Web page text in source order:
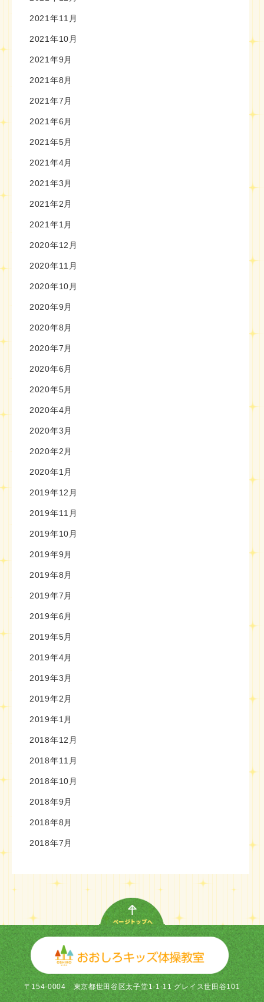
2021年11月
2021年10月
2021年9月
2021年8月
2021年7月
2021年6月
2021年5月
2021年4月
2021年3月
2021年2月
2021年1月
2020年12月
2020年11月
2020年10月
2020年9月
2020年8月
2020年7月
2020年6月
2020年5月
2020年4月
2020年3月
2020年2月
2020年1月
2019年12月
2019年11月
2019年10月
2019年9月
2019年8月
2019年7月
2019年6月
2019年5月
2019年4月
2019年3月
2019年2月
2019年1月
2018年12月
2018年11月
2018年10月
2018年9月
2018年8月
2018年7月
〒154-0004東京都世田谷区太子堂1-1-11 グレイス世田谷101